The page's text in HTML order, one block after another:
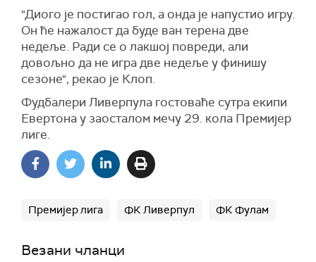
"Диого је постигао гол, а онда је напустио игру.
Он ће нажалост да буде ван терена две
недеље. Ради се о лакшој повреди, али
довољно да не игра две недеље у финишу
сезоне", рекао је Клоп.
Фудбалери Ливерпула гостоваће сутра екипи
Евертона у заосталом мечу 29. кола Премијер
лиге.
Премијер лига ФК Ливерпул ФК Фулам
Везани чланци